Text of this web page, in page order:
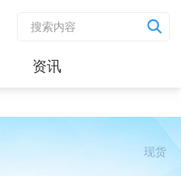
资讯
现货